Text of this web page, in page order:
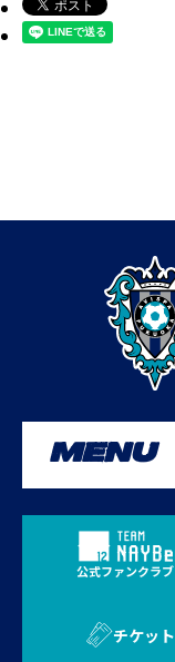
MENU
公式ファンクラブ
チケット